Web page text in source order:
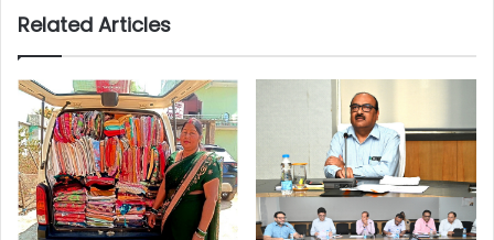
Related Articles